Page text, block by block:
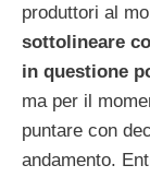
produttori al
sottolineare
in questione
ma per il
puntare con
andamento.